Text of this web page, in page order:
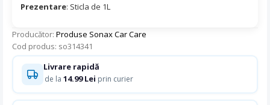
Prezentare: Sticla de 1L
Producător: Produse Sonax Car Care
Cod produs: so314341
Livrare rapidă
de la 14.99 Lei prin curier